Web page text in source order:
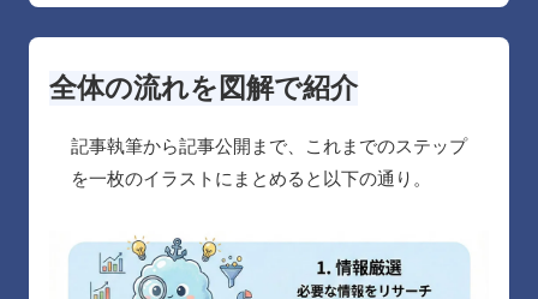
全体の流れを図解で紹介
記事執筆から記事公開まで、これまでのステップ
を一枚のイラストにまとめると以下の通り。